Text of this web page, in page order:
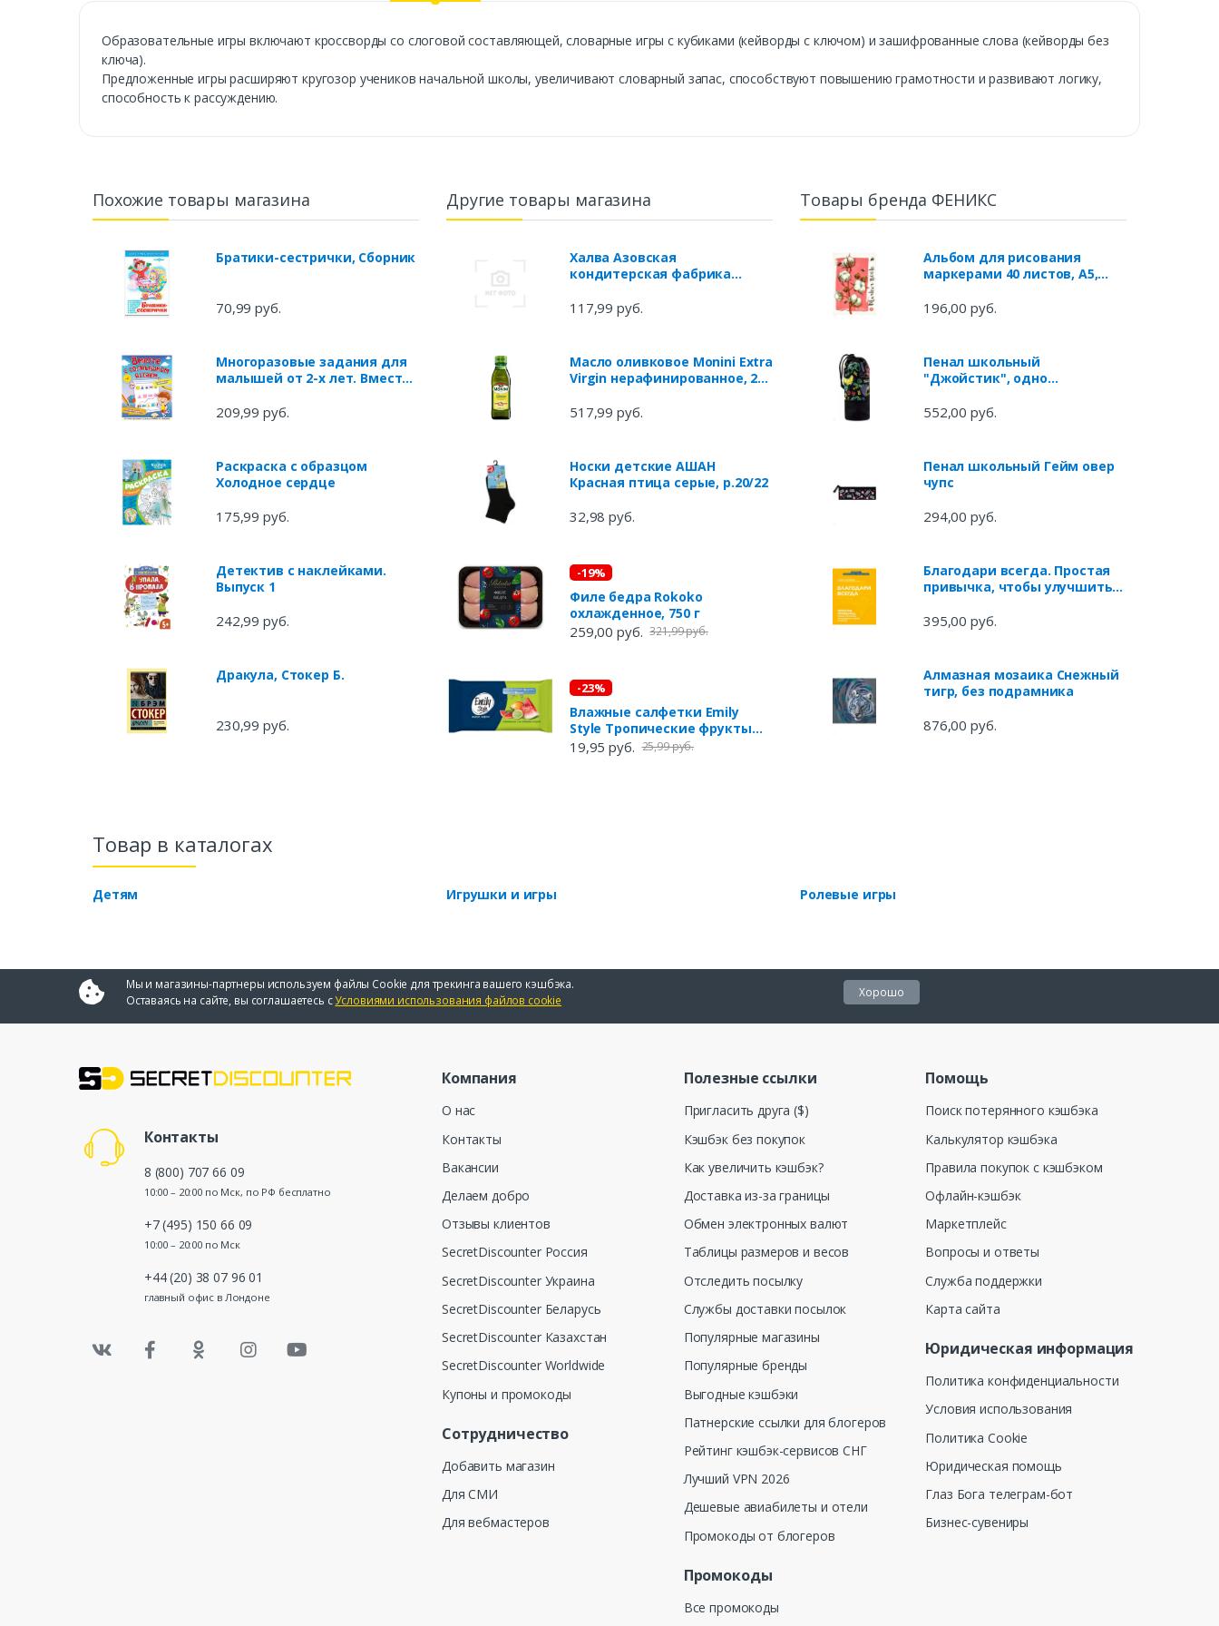
Образовательные игры включают кроссворды со слоговой составляющей, словарные игры с кубиками (кейворды с ключом) и зашифрованные слова (кейворды без
ключа).
Предложенные игры расширяют кругозор учеников начальной школы, увеличивают словарный запас, способствуют повышению грамотности и развивают логику,
способность к рассуждению.
Похожие товары магазина
Братики-сестрички, Сборник
70,99 руб.
Многоразовые задания для
малышей от 2-х лет. Вместе
Звонцова О.А.
209,99 руб.
Раскраска с образцом
Холодное сердце
175,99 руб.
Детектив с наклейками.
Выпуск 1
242,99 руб.
Дракула, Стокер Б.
230,99 руб.
Другие товары магазина
Халва Азовская
кондитерская фабрика
117,99 руб.
Масло оливковое Monini Extra
Virgin нерафинированное, 250
517,99 руб.
Носки детские АШАН
Красная птица серые, р.20/22
32,98 руб.
-19%
Филе бедра Rokoko
охлажденное, 750 г
259,00 руб. 321,99 руб.
-23%
Влажные салфетки Emily
Style Тропические фрукты
универсальные, 15 шт
19,95 руб. 25,99 руб.
Товары бренда ФЕНИКС
Альбом для рисования
маркерами 40 листов, А5,
196,00 руб.
Пенал школьный
"Джойстик", одно
7,5х20,5х7,5 см. (53798)
552,00 руб.
Пенал школьный Гейм овер
чупс
294,00 руб.
Благодари всегда. Простая
привычка, чтобы улучшить
395,00 руб.
Алмазная мозаика Снежный
тигр, без подрамника
876,00 руб.
Товар в каталогах
Детям Игрушки и игры Ролевые игры
Мы и магазины-партнеры используем файлы Cookie для трекинга вашего кэшбэка.
Оставаясь на сайте, вы соглашаетесь сУсловиями использования файлов cookie
Хорошо
Контакты
8 (800) 707 66 09
10:00 – 20:00 по Мск, по РФ бесплатно
+7 (495) 150 66 09
10:00 – 20:00 по Мск
+44 (20) 38 07 96 01
главный офис в Лондоне
Компания
О нас
Контакты
Вакансии
Делаем добро
Отзывы клиентов
SecretDiscounter Россия
SecretDiscounter Украина
SecretDiscounter Беларусь
SecretDiscounter Казахстан
SecretDiscounter Worldwide
Купоны и промокоды
Сотрудничество
Добавить магазин
Для СМИ
Для вебмастеров
Полезные ссылки
Пригласить друга ($)
Кэшбэк без покупок
Как увеличить кэшбэк?
Доставка из-за границы
Обмен электронных валют
Таблицы размеров и весов
Отследить посылку
Службы доставки посылок
Популярные магазины
Популярные бренды
Выгодные кэшбэки
Патнерские ссылки для блогеров
Рейтинг кэшбэк-сервисов СНГ
Лучший VPN 2026
Дешевые авиабилеты и отели
Промокоды от блогеров
Промокоды
Все промокоды
Помощь
Поиск потерянного кэшбэка
Калькулятор кэшбэка
Правила покупок с кэшбэком
Офлайн-кэшбэк
Маркетплейс
Вопросы и ответы
Служба поддержки
Карта сайта
Юридическая информация
Политика конфиденциальности
Условия использования
Политика Cookie
Юридическая помощь
Глаз Бога телеграм-бот
Бизнес-сувениры